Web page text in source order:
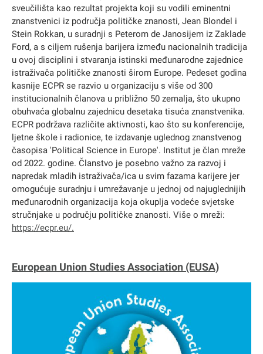
sveučilišta kao rezultat projekta koji su vodili eminentni
znanstvenici iz područja političke znanosti, Jean Blondel i
Stein Rokkan, u suradnji s Peterom de Janosijem iz Zaklade
Ford, a s ciljem rušenja barijera između nacionalnih tradicija
u ovoj disciplini i stvaranja istinski međunarodne zajednice
istraživača političke znanosti širom Europe. Pedeset godina
kasnije ECPR se razvio u organizaciju s više od 300
institucionalnih članova u približno 50 zemalja, što ukupno
obuhvaća globalnu zajednicu desetaka tisuća znanstvenika.
ECPR podržava različite aktivnosti, kao što su konferencije,
ljetne škole i radionice, te izdavanje uglednog znanstvenog
časopisa 'Political Science in Europe'. Institut je član mreže
od 2022. godine. Članstvo je posebno važno za razvoj i
napredak mladih istraživača/ica u svim fazama karijere jer
omogućuje suradnju i umrežavanje u jednoj od najuglednijih
međunarodnih organizacija koja okuplja vodeće svjetske
stručnjake u području političke znanosti. Više o mreži:
https://ecpr.eu/.
European Union Studies Association (EUSA)